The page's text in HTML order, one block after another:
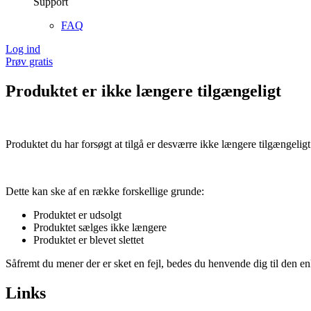
FAQ
Log ind
Prøv gratis
Produktet er ikke længere tilgængeligt
Produktet du har forsøgt at tilgå er desværre ikke længere
Dette kan ske af en række forskellige grunde:
Produktet er udsolgt
Produktet sælges ikke længere
Produktet er blevet slettet
Såfremt du mener der er sket en fejl, bedes du henvende dig til den
Links